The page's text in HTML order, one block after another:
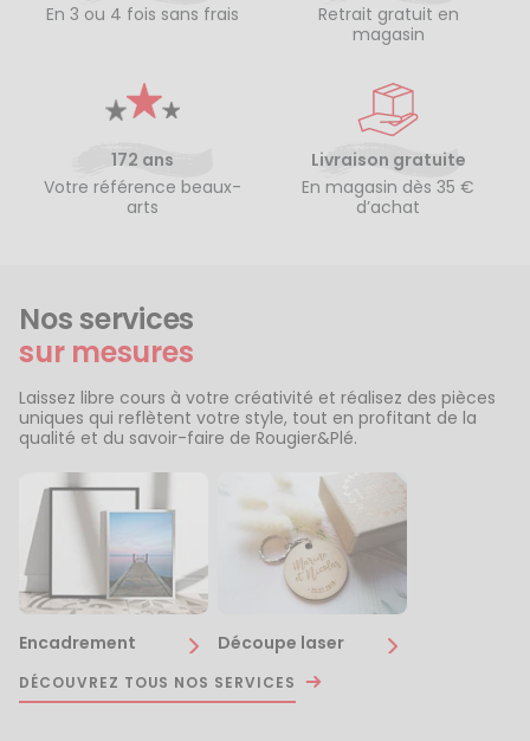
En 3 ou 4 fois sans frais
Retrait gratuit en
magasin
172 ans
Votre référence beaux-
arts
Livraison gratuite
En magasin dès 35 €
d’achat
Nos services
sur mesures
Laissez libre cours à votre créativité et réalisez des pièces
uniques qui reflètent votre style, tout en profitant de la
qualité et du savoir-faire de Rougier&Plé.
Encadrement Découpe laser
DÉCOUVREZ TOUS NOS SERVICES